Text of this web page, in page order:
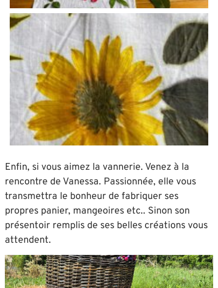
Enfin, si vous aimez la vannerie. Venez à la
rencontre de Vanessa. Passionnée, elle vous
transmettra le bonheur de fabriquer ses
propres panier, mangeoires etc.. Sinon son
présentoir remplis de ses belles créations vous
attendent.